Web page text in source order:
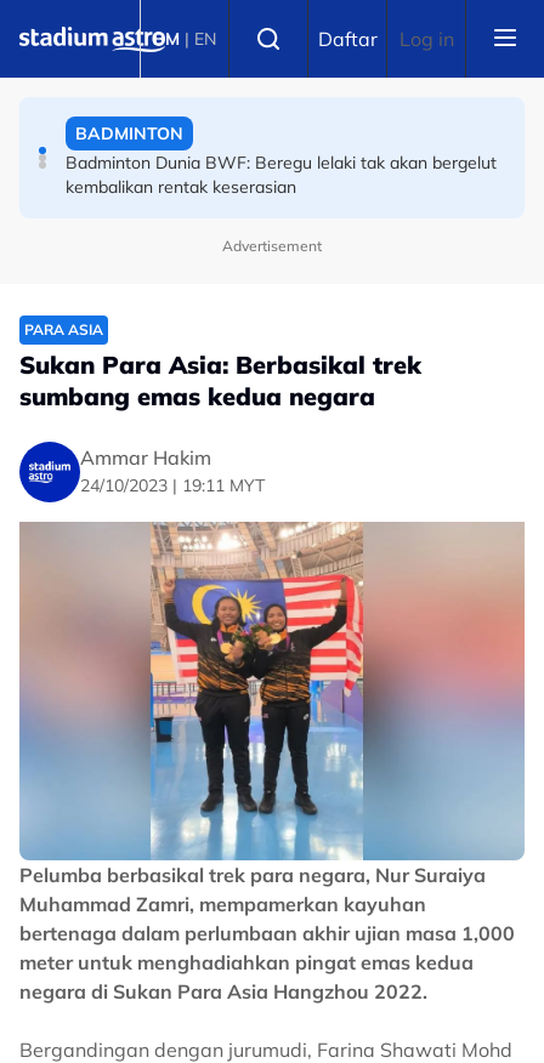
BM | EN Daftar Log in
Piala Raja Thai: Filipina hancur impian regu negara
BADMINTON
Badminton Dunia BWF: Beregu lelaki tak akan bergelut
kembalikan rentak keserasian
Advertisement
PARA ASIA
Sukan Para Asia: Berbasikal trek
sumbang emas kedua negara
Ammar Hakim
24/10/2023 | 19:11 MYT
Pelumba berbasikal trek para negara, Nur Suraiya
Muhammad Zamri, mempamerkan kayuhan
bertenaga dalam perlumbaan akhir ujian masa 1,000
meter untuk menghadiahkan pingat emas kedua
negara di Sukan Para Asia Hangzhou 2022.
Bergandingan dengan jurumudi, Farina Shawati Mohd